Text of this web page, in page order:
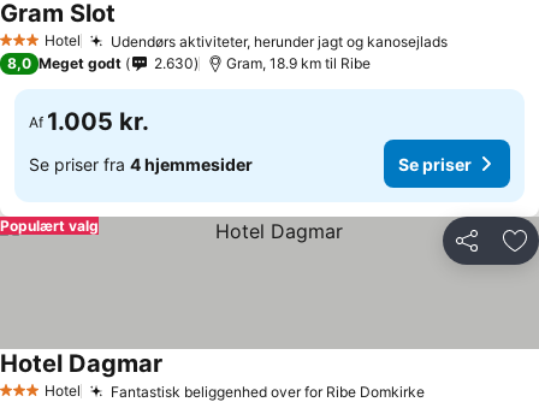
3 StjernerHotel Udendørs aktiviteter, herunder jagt og kanosejlads
Gram Slot
8,0 Meget godt 2.630 Gram, 18.9 km til Ribe
Af 1.005 kr.
Se priser fra 4 hjemmesider Se priser
Del
Populært valg
3 StjernerHotel Fantastisk beliggenhed over for Ribe Domkirke
Hotel Dagmar